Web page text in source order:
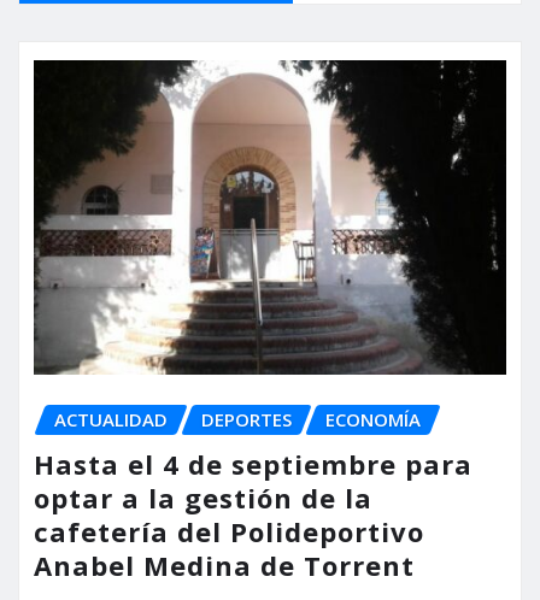
ACTUALIDAD DEPORTES ECONOMÍA
Hasta el 4 de septiembre para
optar a la gestión de la
cafetería del Polideportivo
Anabel Medina de Torrent